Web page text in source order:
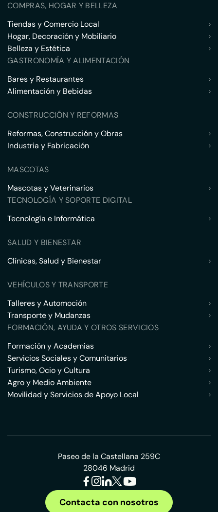
COMPRAS, HOGAR Y BELLEZA
Tiendas y Comercio Local
›
Hogar, Decoración y Mobiliario
›
Belleza y Estética
›
GASTRONOMÍA Y ALIMENTACIÓN
Bares y Restaurantes
›
Alimentación y Bebidas
›
CONSTRUCCIÓN Y REFORMAS
Reformas, Construcción y Obras
›
Industria y Fabricación
›
MASCOTAS
Mascotas y Veterinarios
›
TECNOLOGÍA Y SOPORTE DIGITAL
Tecnología e Informática
›
SALUD Y BIENESTAR
Clínicas, Salud y Bienestar
›
VEHÍCULOS Y TRANSPORTE
Talleres y Automoción
›
Transporte y Mudanzas
›
FORMACIÓN, AYUDA Y OTROS SERVICIOS
Formación y Academias
›
Servicios Sociales y Comunitarios
›
Turismo, Ocio y Cultura
›
Agro y Medio Ambiente
›
Movilidad y Servicios de Apoyo Local
›
Paseo de la Castellana 259C
28046 Madrid
Contacta con nosotros